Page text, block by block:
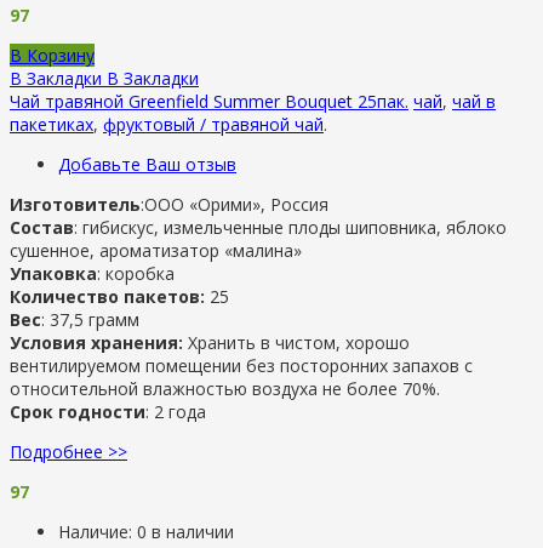
97
В Корзину
В Закладки В Закладки
Чай травяной Greenfield Summer Bouquet 25пак. чай, чай в
пакетиках, фруктовый / травяной чай.
Добавьте Ваш отзыв
Изготовитель:ООО «Орими», Россия
Состав: гибискус, измельченные плоды шиповника, яблоко
сушенное, ароматизатор «малина»
Упаковка: коробка
Количество пакетов: 25
Вес: 37,5 грамм
Условия хранения: Хранить в чистом, хорошо
вентилируемом помещении без посторонних запахов с
относительной влажностью воздуха не более 70%.
Срок годности: 2 года
Подробнее >>
97
Наличие: 0 в наличии